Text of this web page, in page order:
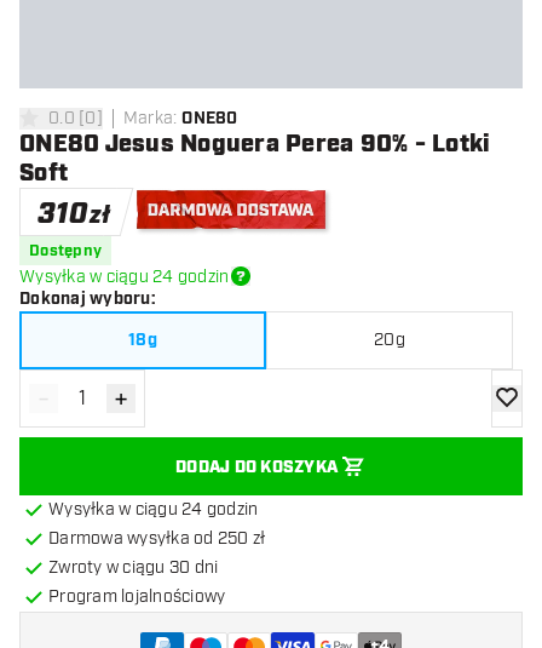
0 gwiazdki oceny
0.0 [0] Marka: ONE80
ONE80 Jesus Noguera Perea 90% - Lotki
Soft
310zł
Dostępny
Wysyłka w ciągu 24 godzin
Dokonaj wyboru:
18g
20g
Zmniejsz ilość
- Zwiększ ilość
+
DODAJ DO KOSZYKA
Wysyłka w ciągu 24 godzin
Darmowa wysyłka od 250 zł
Zwroty w ciągu 30 dni
Program lojalnościowy